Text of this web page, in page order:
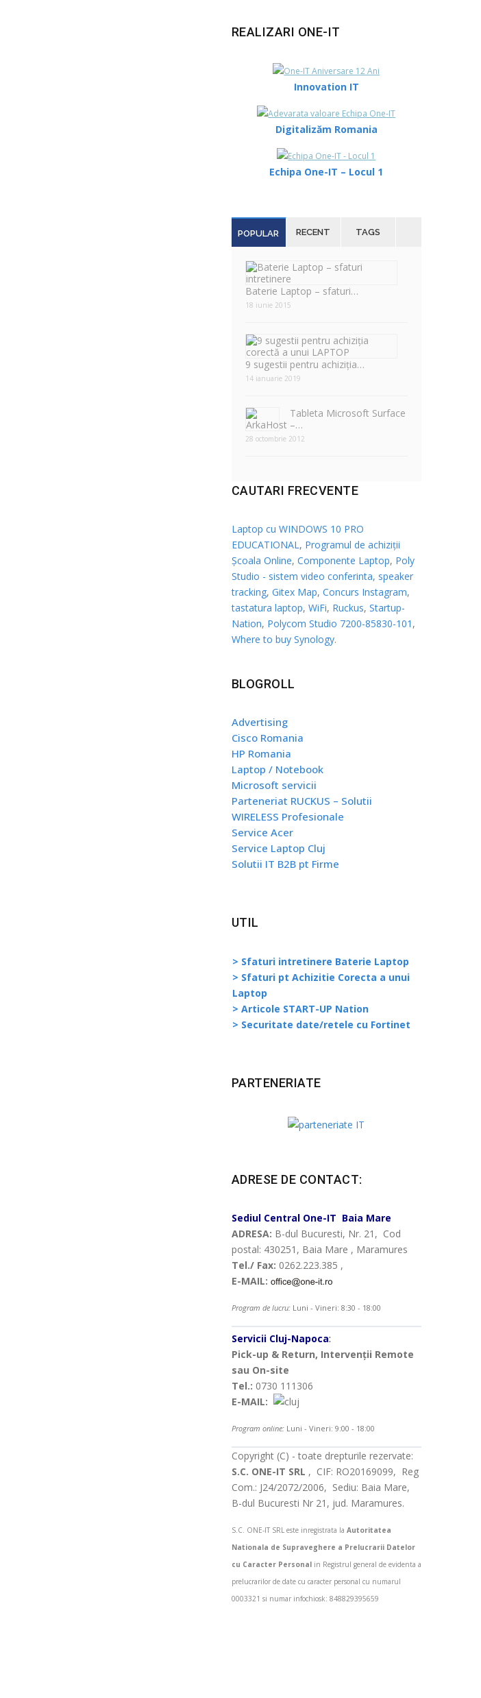
REALIZARI ONE-IT
Innovation IT
Digitalizăm Romania
Echipa One-IT – Locul 1
POPULAR RECENT TAGS
Baterie Laptop – sfaturi…
18 iunie 2015
9 sugestii pentru achiziția…
14 ianuarie 2019
Tableta Microsoft Surface
–…
28 octombrie 2012
CAUTARI FRECVENTE
Laptop cu WINDOWS 10 PRO
EDUCATIONAL , Programul de achiziții
Școala Online, Componente Laptop, Poly
Studio - sistem video conferinta, speaker
tracking, Gitex Map, Concurs Instagram,
tastatura laptop, WiFi, Ruckus, Startup-
Nation, Polycom Studio 7200-85830-101 ,
Where to buy Synology.
BLOGROLL
Advertising
Cisco Romania
HP Romania
Laptop / Notebook
Microsoft servicii
Parteneriat RUCKUS – Solutii
WIRELESS Profesionale
Service Acer
Service Laptop Cluj
Solutii IT B2B pt Firme
UTIL
> Sfaturi intretinere Baterie Laptop
> Sfaturi pt Achizitie Corecta a unui
Laptop
> Articole START-UP Nation
> Securitate date/retele cu Fortinet
PARTENERIATE
ADRESE DE CONTACT:
Sediul Central One-IT Baia Mare
ADRESA: B-dul Bucuresti, Nr. 21, Cod
postal: 430251, Baia Mare , Maramures
Tel./ Fax: 0262.223.385 ,
E-MAIL:
Program de lucru:Luni - Vineri: 8:30 - 18:00
Servicii Cluj-Napoca:
Pick-up & Return, Intervenții Remote
sau On-site
Tel.: 0730 111306
E-MAIL:
Program online:Luni - Vineri: 9:00 - 18:00
Copyright (C) - toate drepturile rezervate:
S.C. ONE-IT SRL , CIF: RO20169099, Reg
Com.: J24/2072/2006, Sediu: Baia Mare,
B-dul Bucuresti Nr 21, jud. Maramures.
S.C. ONE-IT SRL este inregistrata la Autoritatea
Nationala de Supraveghere a Prelucrarii Datelor
cu Caracter Personalin Registrul general de evidenta a
prelucrarilor de date cu caracter personal cu numarul
0003321 si numar infochiosk: 848829395659